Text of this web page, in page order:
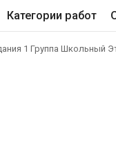
Категории работ
1 Группа Школьный